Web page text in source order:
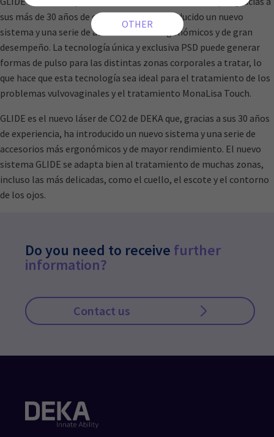
sus más de 30 años de experiencia, ha introducido un nuevo
sistema y una serie de accesorios más ergonómicos y de gran
desempeño. La tecnología única y exclusiva PSD puede generar
formas de pulso para las distintas zonas corporales a tratar, lo
que hace que esta tecnología sea ideal para el tratamiento de los
problemas vulvovaginales y el tratamiento MonaLisa Touch.
GLIDE es el nuevo láser de CO2 de DEKA que, gracias a sus 30 años
de experiencia, ha introducido un nuevo sistema y una serie de
accesorios más ergonómicos y de mayor rendimiento. El nuevo
sistema GLIDE se adapta bien al tratamiento de muchas zonas,
incluso las más delicadas, como el cuello, el escote y el contorno
de los ojos.
Do you need to receive further
information?
Contact us